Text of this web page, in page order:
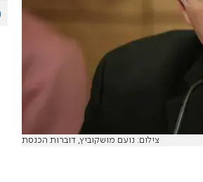
צילום: נועם מושקוביץ, דוברות הכנסת